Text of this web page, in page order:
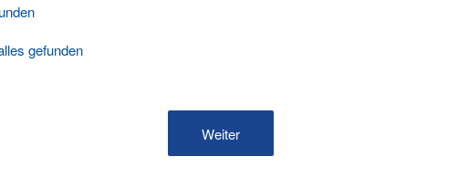
gefunden
Weiter